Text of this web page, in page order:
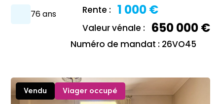
76 ans Rente : 1 000 €
Valeur vénale : 650 000 €
Numéro de mandat : 26VO45
Vendu Viager occupé